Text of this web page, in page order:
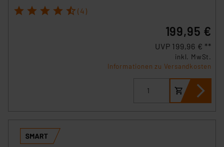
1 2 3 4 5 (4)
199,95 €
UVP 199,96 € **
inkl. MwSt.
Informationen zu Versandkosten